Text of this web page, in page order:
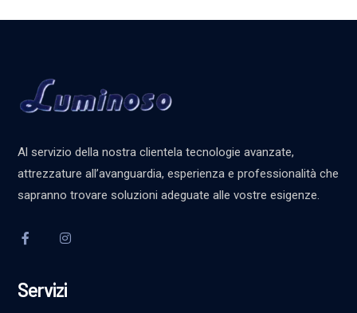
Al servizio della nostra clientela tecnologie avanzate,
attrezzature all’avanguardia, esperienza e professionalità che
sapranno trovare soluzioni adeguate alle vostre esigenze.
Servizi